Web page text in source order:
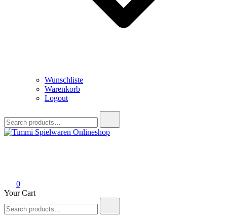
Wunschliste
Warenkorb
Logout
for:
0
Your Cart
for: